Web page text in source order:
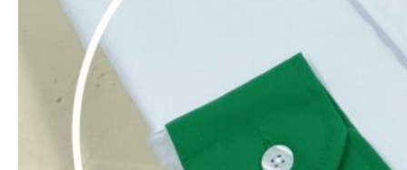
Đồng phục Mitu nhận thêu logo sắc nét theo yêu
cầu của khách hàng.
Máy thêu đời mới nhất hãng Tajima, thêu sắc nét
ngay cả chi tiết nhỏ.
Chỉ thêu xuất khẩu, bền, không phai màu, đa dạng
với hơn 2000 màu chỉ thêu.
Một số vị trí thêu logo áo sơ